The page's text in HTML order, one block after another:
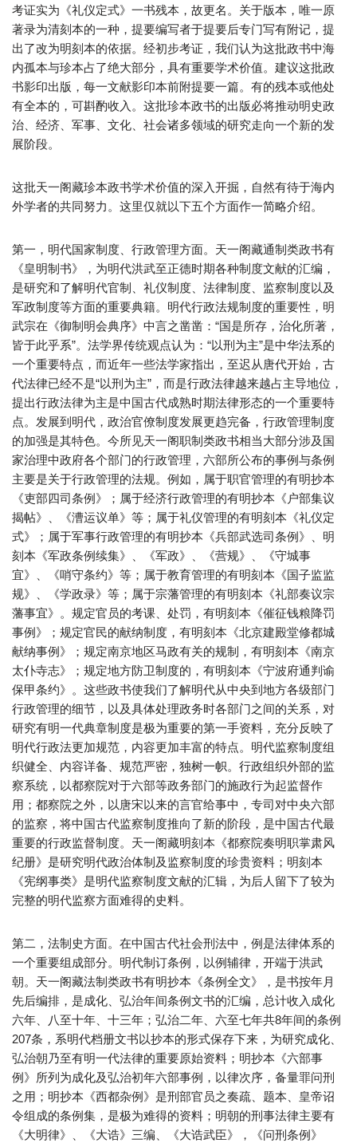
考证实为《礼仪定式》一书残本，故更名。关于版本，唯一原
著录为清刻本的一种，提要编写者于提要后专门写有附记，提
出了改为明刻本的依据。经初步考证，我们认为这批政书中海
内孤本与珍本占了绝大部分，具有重要学术价值。建议这批政
书影印出版，每一文献影印本前附提要一篇。有的残本或他处
有全本的，可斟酌收入。这批珍本政书的出版必将推动明史政
治、经济、军事、文化、社会诸多领域的研究走向一个新的发
展阶段。
这批天一阁藏珍本政书学术价值的深入开掘，自然有待于海内
外学者的共同努力。这里仅就以下五个方面作一简略介绍。
第一，明代国家制度、行政管理方面。天一阁藏通制类政书有
《皇明制书》，为明代洪武至正德时期各种制度文献的汇编，
是研究和了解明代官制、礼仪制度、法律制度、监察制度以及
军政制度等方面的重要典籍。明代行政法规制度的重要性，明
武宗在《御制明会典序》中言之凿凿：“国是所存，治化所著，
皆于此乎系”。法学界传统观点认为：“以刑为主”是中华法系的
一个重要特点，而近年一些法学家指出，至迟从唐代开始，古
代法律已经不是“以刑为主”，而是行政法律越来越占主导地位，
提出行政法律为主是中国古代成熟时期法律形态的一个重要特
点。发展到明代，政治官僚制度发展更趋完备，行政管理制度
的加强是其特色。今所见天一阁职制类政书相当大部分涉及国
家治理中政府各个部门的行政管理，六部所公布的事例与条例
主要是关于行政管理的法规。例如，属于职官管理的有明抄本
《吏部四司条例》；属于经济行政管理的有明抄本《户部集议
揭帖》、《漕运议单》等；属于礼仪管理的有明刻本《礼仪定
式》；属于军事行政管理的有明抄本《兵部武选司条例》、明
刻本《军政条例续集》、《军政》、《营规》、《守城事
宜》、《哨守条约》等；属于教育管理的有明刻本《国子监监
规》、《学政录》等；属于宗藩管理的有明刻本《礼部奏议宗
藩事宜》。规定官员的考课、处罚，有明刻本《催征钱粮降罚
事例》；规定官民的献纳制度，有明刻本《北京建殿堂修都城
献纳事例》；规定南京地区马政有关的规制，有明刻本《南京
太仆寺志》；规定地方防卫制度的，有明刻本《宁波府通判谕
保甲条约》。这些政书使我们了解明代从中央到地方各级部门
行政管理的细节，以及具体处理政务时各部门之间的关系，对
研究有明一代典章制度是极为重要的第一手资料，充分反映了
明代行政法更加规范，内容更加丰富的特点。明代监察制度组
织健全、内容详备、规范严密，独树一帜。行政组织外部的监
察系统，以都察院对于六部等政务部门的施政行为起监督作
用；都察院之外，以唐宋以来的言官给事中，专司对中央六部
的监察，将中国古代监察制度推向了新的阶段，是中国古代最
重要的行政监督制度。天一阁藏明刻本《都察院奏明职掌肃风
纪册》是研究明代政治体制及监察制度的珍贵资料；明刻本
《宪纲事类》是明代监察制度文献的汇辑，为后人留下了较为
完整的明代监察方面难得的史料。
第二，法制史方面。在中国古代社会刑法中，例是法律体系的
一个重要组成部分。明代制订条例，以例辅律，开端于洪武
朝。天一阁藏法制类政书有明抄本《条例全文》，是书按年月
先后编排，是成化、弘治年间条例文书的汇编，总计收入成化
六年、八至十年、十三年；弘治二年、六至七年共8年间的条例
207条，系明代档册文书以抄本的形式保存下来，为研究成化、
弘治朝乃至有明一代法律的重要原始资料；明抄本《六部事
例》所列为成化及弘治初年六部事例，以律次序，备量罪问刑
之用；明抄本《西都杂例》是刑部官员之奏疏、题本、皇帝诏
令组成的条例集，是极为难得的资料；明朝的刑事法律主要有
《大明律》、《大诰》三编、《大诰武臣》，《问刑条例》